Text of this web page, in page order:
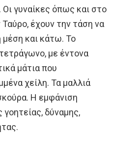
γυναίκες όπως και στο
έχουν την τάση να
μέση και κάτω. Το
με έντονα
μάτια που
χείλη. Τα μαλλιά
Η εμφάνιση
γοητείας, δύναμης,